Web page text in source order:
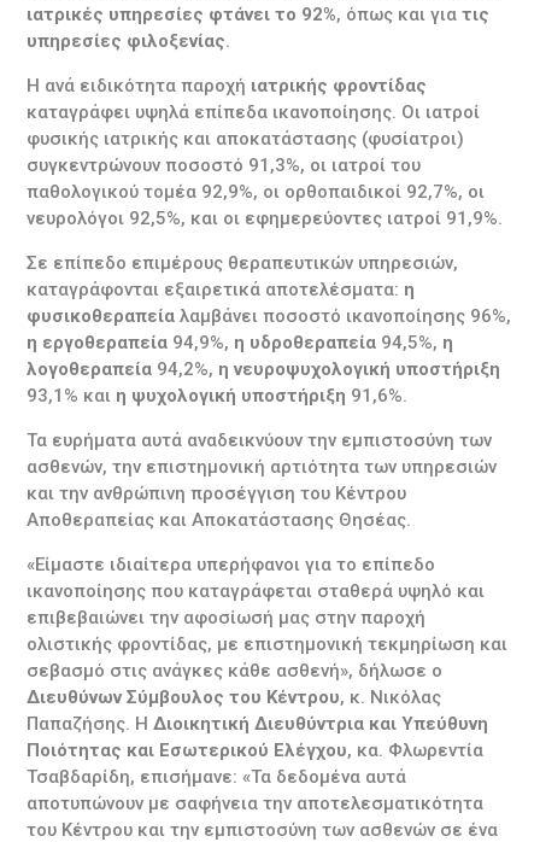
ιατρικές υπηρεσίες φτάνει το 92%, όπως και γιατις
υπηρεσίες φιλοξενίας.
Η ανά ειδικότητα παροχή ιατρικής φροντίδας
καταγράφει υψηλά επίπεδα ικανοποίησης. Οι ιατροί
φυσικής ιατρικής και αποκατάστασης (φυσίατροι)
συγκεντρώνουν ποσοστό 91,3%, οι ιατροί του
παθολογικού τομέα 92,9%, οι ορθοπαιδικοί 92,7%, οι
νευρολόγοι 92,5%, και οι εφημερεύοντες ιατροί 91,9%.
Σε επίπεδο επιμέρους θεραπευτικών υπηρεσιών,
καταγράφονται εξαιρετικά αποτελέσματα: η
φυσικοθεραπεία λαμβάνει ποσοστό ικανοποίησης 96%,
η εργοθεραπεία 94,9%, η υδροθεραπεία 94,5%, η
λογοθεραπεία 94,2%, η νευροψυχολογική υποστήριξη
93,1% και η ψυχολογική υποστήριξη 91,6%.
Τα ευρήματα αυτά αναδεικνύουν την εμπιστοσύνη των
ασθενών, την επιστημονική αρτιότητα των υπηρεσιών
και την ανθρώπινη προσέγγιση του Κέντρου
Αποθεραπείας και Αποκατάστασης Θησέας.
«Είμαστε ιδιαίτερα υπερήφανοι για το επίπεδο
ικανοποίησης που καταγράφεται σταθερά υψηλό και
επιβεβαιώνει την αφοσίωσή μας στην παροχή
ολιστικής φροντίδας, με επιστημονική τεκμηρίωση και
σεβασμό στις ανάγκες κάθε ασθενή», δήλωσε ο
Διευθύνων Σύμβουλος του Κέντρου, κ. Νικόλας
Παπαζήσης. ΗΔιοικητική Διευθύντρια και Υπεύθυνη
Ποιότητας και Εσωτερικού Ελέγχου, κα. Φλωρεντία
Τσαβδαρίδη, επισήμανε: «Τα δεδομένα αυτά
αποτυπώνουν με σαφήνεια την αποτελεσματικότητα
του Κέντρου και την εμπιστοσύνη των ασθενών σε ένα